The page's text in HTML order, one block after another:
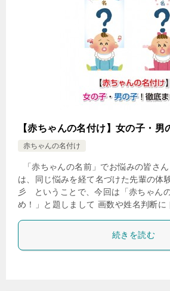
【赤ちゃんの名付け】女の子・男
赤ちゃんの名付け
「赤ちゃんの名前」でお悩みの皆さ
は、同じ悩みを経て名づけた先輩の体
彡 ということで、今回は「赤ちゃん
め！」と題しまして 画数や姓名判断
続きを読む